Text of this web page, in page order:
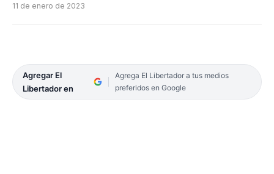
11 de enero de 2023
Agregar El
Libertador en
Agrega El Libertador a tus medios
preferidos en Google